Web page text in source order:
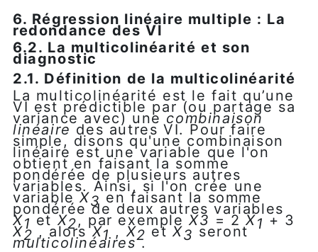
6. Régression linéaire multiple : La
redondance des VI
6.2. La multicolinéarité et son
diagnostic
2.1. Définition de la multicolinéarité
La multicolinéarité est le fait qu’une
VI est prédictible par (ou partage sa
variance avec) unecombinaison
linéairedes autres VI. Pour faire
simple, disons qu'une combinaison
linéaire est une variable que l'on
obtient en faisant la somme
pondérée de plusieurs autres
variables. Ainsi, si l'on crée une
variableX3 en faisant la somme
pondérée de deux autres variables
X1 etX2, par exempleX3 = 2X1 + 3
X2 , alorsX1 , X2 etX3 seront
multicolinéaires.